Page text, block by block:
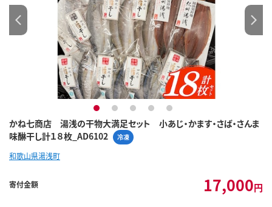
かね七商店 湯浅の干物大満足セット 小あじ・かます・さば・さんま
味醂干し計１８枚_AD6102
冷凍
1 2 3 4 5
和歌山県湯浅町
寄付金額 17,000円